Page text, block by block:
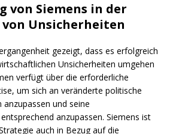
von Siemens in der
Unsicherheiten
gezeigt, dass es erfolgreich
Unsicherheiten umgehen
verfügt über die erforderliche
um sich an veränderte politische
anzupassen und seine
anzupassen. Siemens ist
auch in Bezug auf die